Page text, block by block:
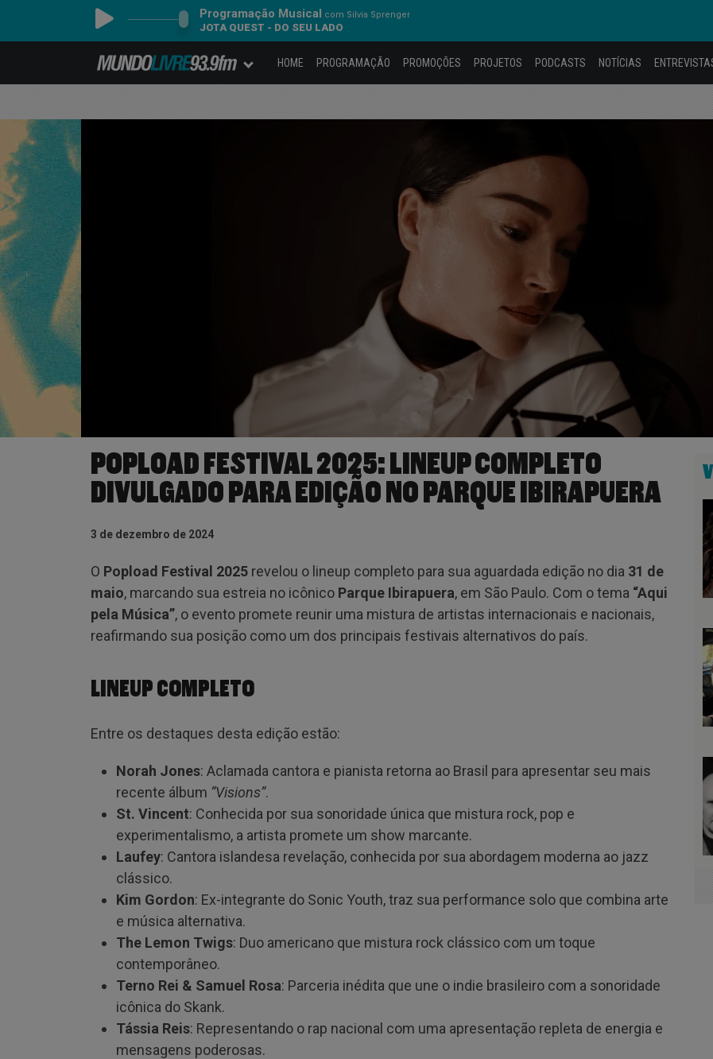
Programação Musical com Silvia Sprenger
JOTA QUEST - DO SEU LADO
HOME PROGRAMAÇÃO PROMOÇÕES PROJETOS PODCASTS NOTÍCIAS
POPLOAD FESTIVAL 2025: LINEUP COMPLETO
DIVULGADO PARA EDIÇÃO NO PARQUE IBIRAPUERA
3 de dezembro de 2024
O Popload Festival 2025 revelou o lineup completo para sua aguardada edição no dia 31 de
maio, marcando sua estreia no icônico Parque Ibirapuera, em São Paulo. Com o tema “Aqui
pela Música”, o evento promete reunir uma mistura de artistas internacionais e nacionais,
reafirmando sua posição como um dos principais festivais alternativos do país.
LINEUP COMPLETO
Entre os destaques desta edição estão:
Norah Jones: Aclamada cantora e pianista retorna ao Brasil para apresentar seu mais
recente álbum “Visions”.
St. Vincent: Conhecida por sua sonoridade única que mistura rock, pop e
experimentalismo, a artista promete um show marcante.
Laufey: Cantora islandesa revelação, conhecida por sua abordagem moderna ao jazz
clássico.
Kim Gordon: Ex-integrante do Sonic Youth, traz sua performance solo que combina arte
e música alternativa.
The Lemon Twigs: Duo americano que mistura rock clássico com um toque
contemporâneo.
Terno Rei & Samuel Rosa: Parceria inédita que une o indie brasileiro com a sonoridade
icônica do Skank.
Tássia Reis: Representando o rap nacional com uma apresentação repleta de energia e
mensagens poderosas.